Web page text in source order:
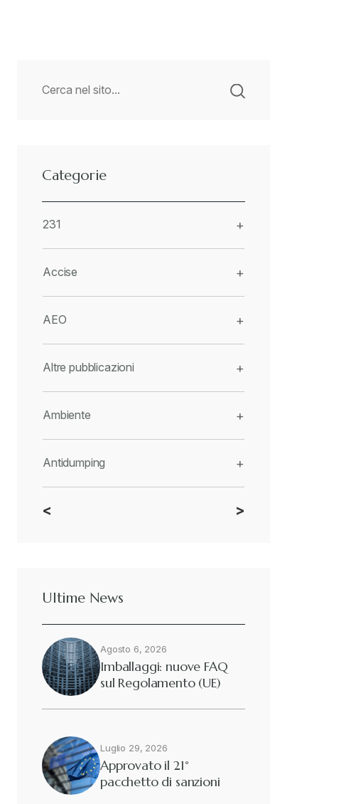
Categorie
231 +
Accise +
AEO +
Altre pubblicazioni +
Ambiente +
Antidumping +
CBAM +
Deforestazione
Diritto tributario internazionale
Dogane
Eutekne
< >
Ultime News
Agosto 6, 2026
Imballaggi: nuove FAQ
sul Regolamento (UE)
Luglio 29, 2026
Approvato il 21°
pacchetto di sanzioni